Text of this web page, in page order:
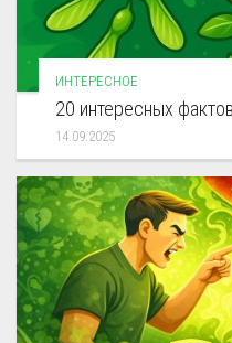
ИНТЕРЕСНОЕ
20 интересных
14.09.2025